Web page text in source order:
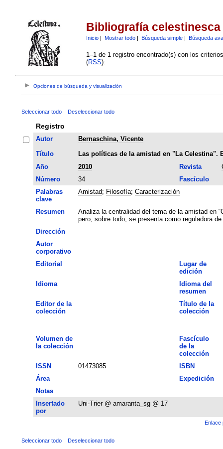
Bibliografía celestinesca
Inicio| Mostrar todo| Búsqueda simple| Búsqueda
1–1 de 1 registro encontrado(s) con los
(RSS):
Opciones de búsqueda y visualización
Seleccionar todo Deseleccionar todo
Registro
Autor
Bernaschina, Vicente
Título
Las políticas de la amistad en "La Celestina".
Año
2010 Revista
Número
34
Fascículo
Palabras
clave
Amistad; Filosofía; Caracterización
Resumen
Analiza la centralidad del tema de la amistad en
pero, sobre todo, se presenta como reguladora
Dirección
Autor
corporativo
Editorial
Lugar de
edición
Idioma
Idioma del
resumen
Editor de la
colección
Título de la
colección
Volumen de
la colección
Fascículo
de la
colección
ISSN
01473085
ISBN
Área
Expedición
Notas
Insertado
por
Uni-Trier @ amaranta_sg @ 17
Enlace
Seleccionar todo Deseleccionar todo